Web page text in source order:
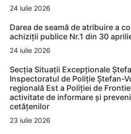
24 iulie 2026
Darea de seamă de atribuire a
achiziții publice Nr.1 din 30
24 iulie 2026
Secția Situații Excepționale
Inspectoratul de Poliție Ștefan-
regională Est a Poliției de
activitate de informare și
cetățenilor
23 iulie 2026